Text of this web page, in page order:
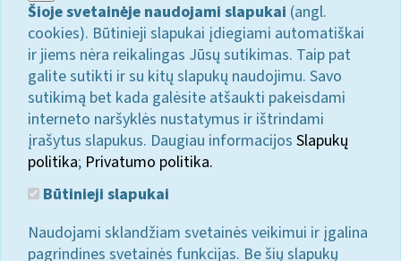
Šioje svetainėje naudojami slapukai (angl.
cookies). Būtinieji slapukai įdiegiami automatiškai
ir jiems nėra reikalingas Jūsų sutikimas. Taip pat
galite sutikti ir su kitų slapukų naudojimu. Savo
sutikimą bet kada galėsite atšaukti pakeisdami
interneto naršyklės nustatymus ir ištrindami
įrašytus slapukus. Daugiau informacijos Slapukų
politika; Privatumo politika.
Būtinieji slapukai
Naudojami sklandžiam svetainės veikimui ir įgalina
pagrindines svetainės funkcijas. Be šių slapukų